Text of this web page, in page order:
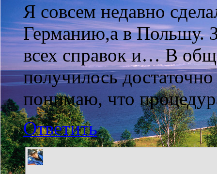
Я совсем недавно
Германию,а в Польшу.
всех справок и… В
получилось
понимаю, что
Ответить